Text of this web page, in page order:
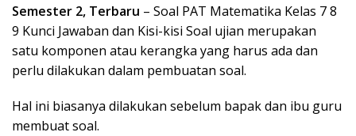
Semester 2, Terbaru – Soal PAT Matematika Kelas 7 8
9 Kunci Jawaban dan Kisi-kisi Soal ujian merupakan
satu komponen atau kerangka yang harus ada dan
perlu dilakukan dalam pembuatan soal.
Hal ini biasanya dilakukan sebelum bapak dan ibu guru
membuat soal.